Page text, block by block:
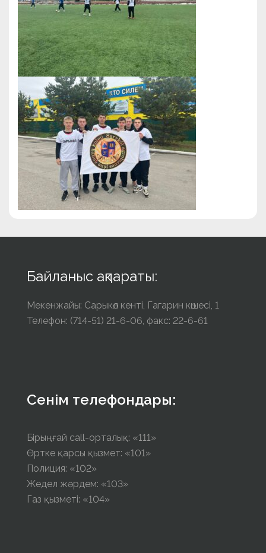
Байланыс ақпараты:
Мекенжайы: Сарыкөл кенті, Гагарин көшесі, 1
Телефон: (714-51) 21-6-06, факс: 22-6-61
Сенім телефондары:
Бірыңғай call-орталық: «111»
Өртке қарсы қызмет: «101»
Полиция: «102»
Жедел жәрдем: «103»
Газ қызметі: «104»